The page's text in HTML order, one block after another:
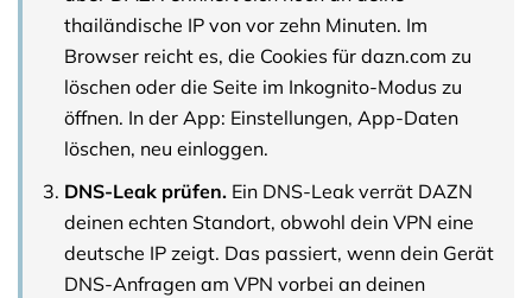
thailändische IP von vor zehn Minuten. Im
Browser reicht es, die Cookies für dazn.com zu
löschen oder die Seite im Inkognito-Modus zu
öffnen. In der App: Einstellungen, App-Daten
löschen, neu einloggen.
DNS-Leak prüfen. Ein DNS-Leak verrät DAZN
deinen echten Standort, obwohl dein VPN eine
deutsche IP zeigt. Das passiert, wenn dein Gerät
DNS-Anfragen am VPN vorbei an deinen